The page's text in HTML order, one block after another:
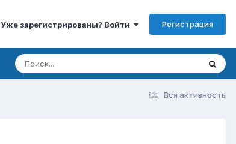
Уже зарегистрированы? Войти Регистрация
Вся активность